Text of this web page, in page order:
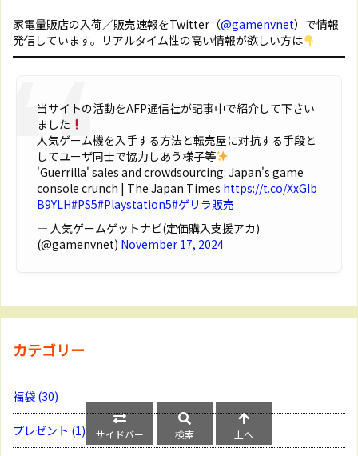
家電量販店の入荷／販売速報をTwitter（@gamenvnet）で情報
発信しています。リアルタイム性の高い情報が欲しい方は
当サイトの活動をAFP通信社が記事中で紹介して下さい
ました
人気ゲーム機を入手する方法と転売屋に対抗する手段と
してユーザ同士で協力しあう様子等
'Guerrilla' sales and crowdsourcing: Japan's game
console crunch | The Japan Times https://t.co/XxGIb
B9YLH#PS5#Playstation5#ゲリラ販売
— 人気ゲームゲットナビ(定価購入支援アカ)
(@gamenvnet) November 17, 2024
カテゴリー
福袋 (30)
プレゼント (1) サイドバー 検索 上へ